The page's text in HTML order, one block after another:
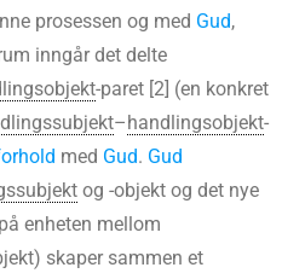
prosessen og med Gud,
inngår det delte
-paret [2] (en konkret
–handlingsobjekt-
med Gud. Gud
og -objekt og det nye
enheten mellom
skaper sammen et